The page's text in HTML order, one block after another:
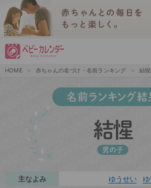
HOME 赤ちゃんの名づけ・名前ランキング 結
名前ランキング結
結惺
男の子
主なよみ ゆうせい